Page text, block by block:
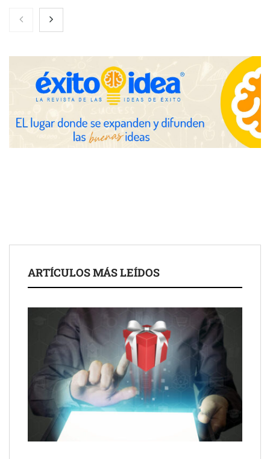
NOVA: innovación y diseño que transforman espacios de la
mano de Tormo Franquicias
Servimudanzas supera las 3.000 reseñas con 4,8 estrellas en
ARTÍCULOS MÁS LEÍDOS